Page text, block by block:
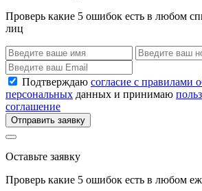
Проверь какие 5 ошибок есть в любом
лиц
Подтверждаю согласие с правилами
персональных данных и принимаю
соглашение
Отправить заявку
Оставьте заявку
Проверь какие 5 ошибок есть в любом